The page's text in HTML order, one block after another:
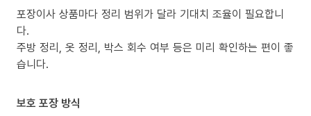
포장이사 상품마다 정리 범위가 달라 기대치 조율이 필요합니
다.
주방 정리, 옷 정리, 박스 회수 여부 등은 미리 확인하는 편이 좋
습니다.
보호 포장 방식